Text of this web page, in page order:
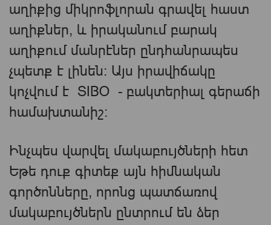
աղիքից միկրոֆլորան գրավել հաստ
աղիքներ, և իրականում բարակ
աղիքում մանրէներ ընդհանրապես
չպետք է լինեն։ Այս իրավիճակը
կոչվում է SIBO - բակտերիալ գերաճի
համախտանիշ:
Ինչպես վարվել մակաբույծների հետ
Եթե ​​դուք գիտեք այն հիմնական
գործոնները, որոնց պատճառով
մակաբույծներն ընտրում են ձեր